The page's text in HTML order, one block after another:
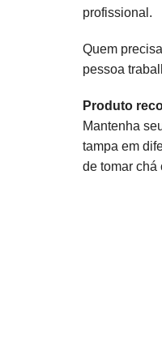
profissional.
Quem
pessoa
Produto
Mantenha
tampa em
de tomar chá